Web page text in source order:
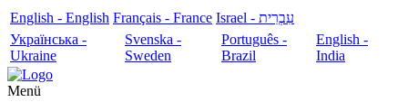
English - English Français - France
עִבְרִית - Israel
Українська -
Ukraine
Svenska -
Sweden
Português -
Brazil
English -
India
Menü